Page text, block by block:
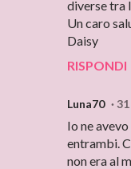
diverse tra
Un caro
Daisy
RISPONDI
Luna70
Io ne
entrambi.
non era al